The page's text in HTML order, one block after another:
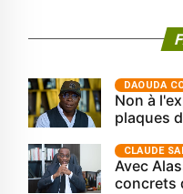
‎DAOUDA
Non à
plaques
CLAUDE
Avec
concrets